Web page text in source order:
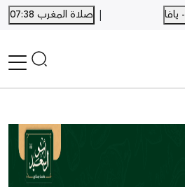
| صلاة المغرب 07:38